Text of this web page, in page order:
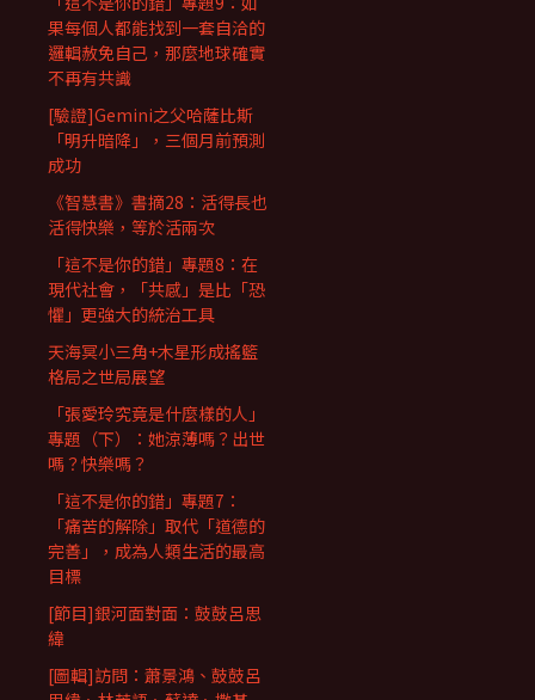
果每個人都能找到一套自洽的
邏輯赦免自己，那麼地球確實
不再有共識
[驗證]Gemini之父哈薩比斯
「明升暗降」，三個月前預測
成功
《智慧書》書摘28：活得長也
活得快樂，等於活兩次
「這不是你的錯」專題8：在
現代社會，「共感」是比「恐
懼」更強大的統治工具
天海冥小三角+木星形成搖籃
格局之世局展望
「張愛玲究竟是什麼樣的人」
專題（下）：她涼薄嗎？出世
嗎？快樂嗎？
「這不是你的錯」專題7：
「痛苦的解除」取代「道德的
完善」，成為人類生活的最高
目標
[節目]銀河面對面：鼓鼓呂思
緯
[圖輯]訪問：蕭景鴻、鼓鼓呂